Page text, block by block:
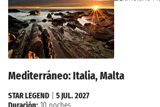
Mediterráneo: Italia, Malta
STAR LEGEND
5 JUL. 2027